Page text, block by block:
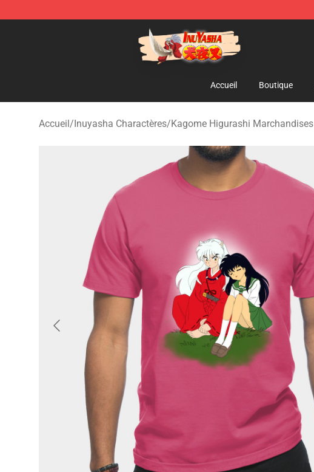
Inuyasha Store - Official Inuyasha Merchandise Shop
Accueil Boutique
Accueil/Inuyasha Charactères/Kagome Higurashi Marchandises